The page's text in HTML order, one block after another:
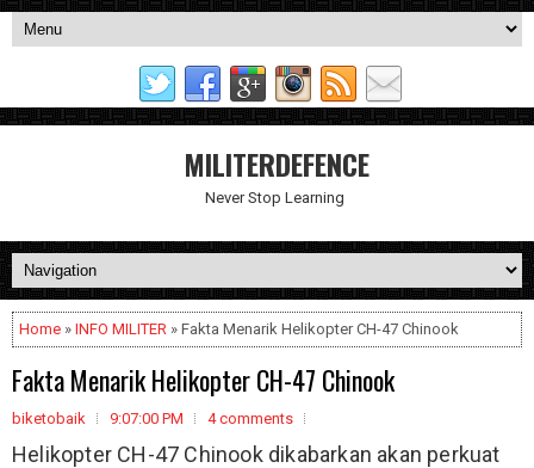
MILITERDEFENCE
Never Stop Learning
Home » INFO MILITER » Fakta Menarik Helikopter CH-47 Chinook
Fakta Menarik Helikopter CH-47 Chinook
biketobaik 9:07:00 PM 4 comments
Helikopter CH-47 Chinook dikabarkan akan perkuat